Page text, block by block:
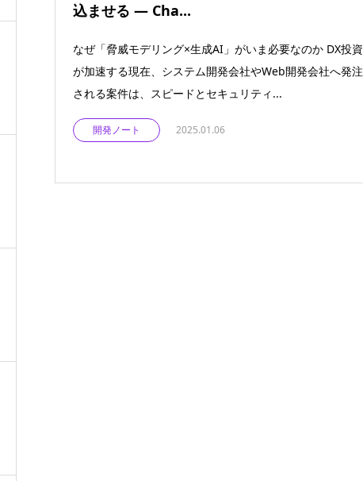
込ませる ― Cha...
なぜ「脅威モデリング×生成AI」がいま必要なのか DX投資
が加速する現在、システム開発会社やWeb開発会社へ発注
される案件は、スピードとセキュリティ...
開発ノート 2025.01.06